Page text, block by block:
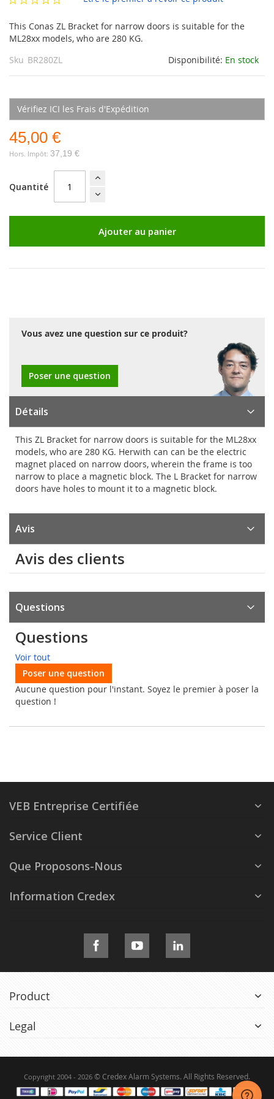
This Conas ZL Bracket for narrow doors is suitable for the
ML28xx models, who are 280 KG.
Disponibilité: En stock
Sku BR280ZL
Vérifiez ICI les Frais d'Expédition
45,00 €
37,19 €
Quantité
Ajouter au panier
Vous avez une question sur ce produit?
Poser une question
Détails
This ZL Bracket for narrow doors is suitable for the ML28xx
models, who are 280 KG. Herwith can can be the electric
magnet placed on narrow doors, wherein the frame is too
narrow to place a magnetic block. The L Bracket for narrow
doors have holes to mount it to a magnetic block.
Avis
Avis des clients
Questions
Questions
Voir tout
Poser une question
Aucune question pour l'instant. Soyez le premier à poser la
question !
VEB Entreprise Certifiée
Service Client
Que Proposons-Nous
Information Credex
Product
Legal
Copyright 2004 - 2026 © Credex Alarm Systems. All Rights Reserved.